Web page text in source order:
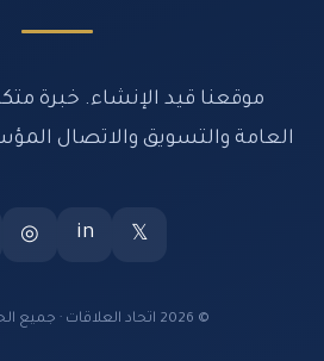
موقعنا قيد الإنشاء. خبرة
العامة والتسويق والاتصال
𝕏
in
◎
© 2026 اتحاد العلاقات · جميع الحقوق محفوظة